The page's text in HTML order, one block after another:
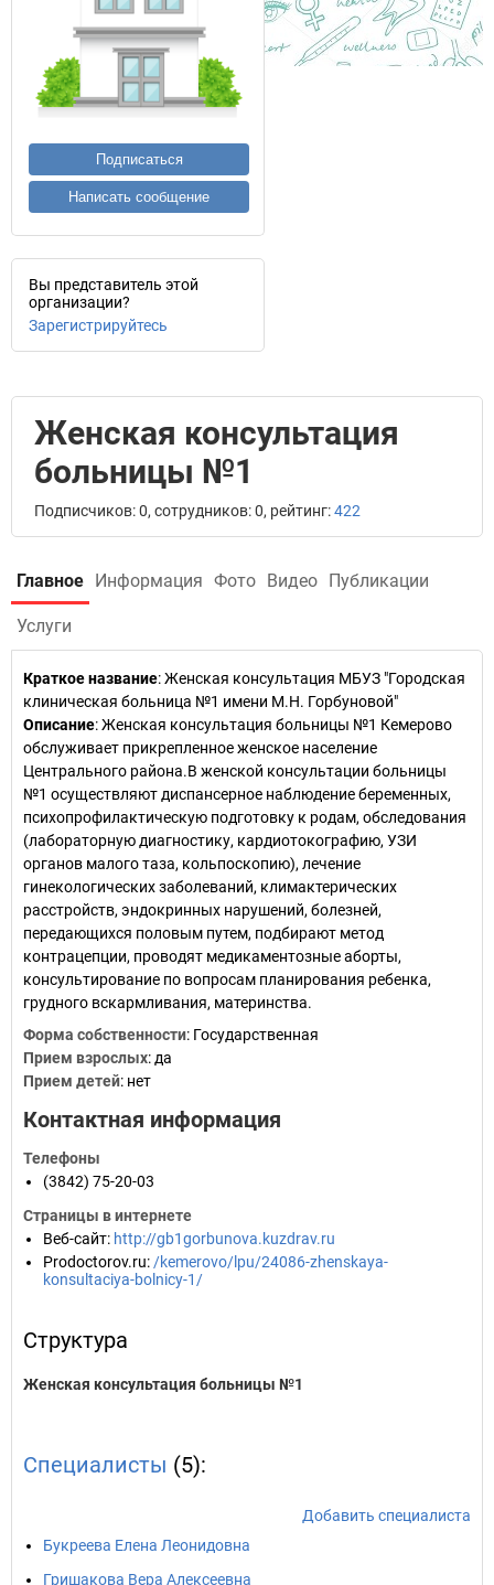
Подписаться
Написать сообщение
Вы представитель этой
организации?
Зарегистрируйтесь
Женская консультация
больницы №1
Подписчиков: 0, сотрудников: 0, рейтинг:422
Главное Информация Фото Видео Публикации
Услуги
Краткое название:Женская консультация МБУЗ "Городская
клиническая больница №1 имени М.Н. Горбуновой"
Описание: Женская консультация больницы №1 Кемерово
обслуживает прикрепленное женское население
Центрального района.В женской консультации больницы
№1 осуществляют диспансерное наблюдение беременных,
психопрофилактическую подготовку к родам, обследования
(лабораторную диагностику, кардиотокографию, УЗИ
органов малого таза, кольпоскопию), лечение
гинекологических заболеваний, климактерических
расстройств, эндокринных нарушений, болезней,
передающихся половым путем, подбирают метод
контрацепции, проводят медикаментозные аборты,
консультирование по вопросам планирования ребенка,
грудного вскармливания, материнства.
Форма собственности: Государственная
Прием взрослых: да
Прием детей: нет
Контактная информация
Телефоны
(3842) 75-20-03
Страницы в интернете
Веб-сайт: http://gb1gorbunova.kuzdrav.ru
Prodoctorov.ru: /kemerovo/lpu/24086-zhenskaya-
konsultaciya-bolnicy-1/
Структура
Женская консультация больницы №1
Специалисты (5):
Добавить специалиста
Букреева Елена Леонидовна
Гришакова Вера Алексеевна